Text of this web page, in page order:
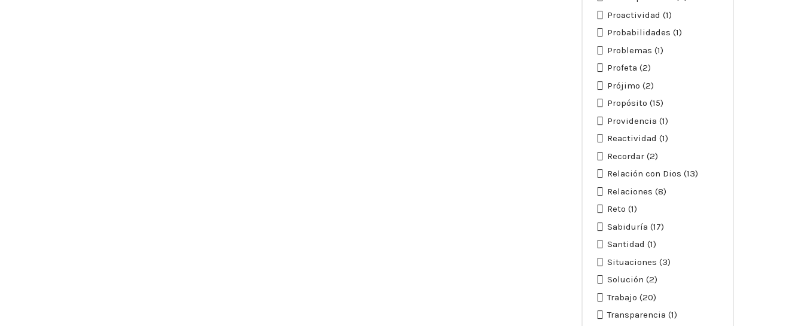
Proactividad (1)
Probabilidades (1)
Problemas (1)
Profeta (2)
Prójimo (2)
Propósito (15)
Providencia (1)
Reactividad (1)
Recordar(2)
Relación con Dios (13)
Relaciones (8)
Reto (1)
Sabiduría (17)
Santidad (1)
Situaciones (3)
Solución (2)
Trabajo (20)
Transparencia (1)